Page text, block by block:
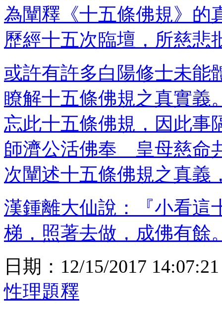
為闡釋《十五條佛規》的
歷經十五次臨壇，所慈悲
或許有許多白陽修士未能
瞭解十五條佛規之真實義
忘此十五條佛規，因此事
師濟公活佛奉 皇母慈命
次闡述十五條佛規之真義
漢鍾離大仙說：『小看這
梯，照著去做，成佛有餘
日期： 12/15/2017 14:07:21
性理題釋